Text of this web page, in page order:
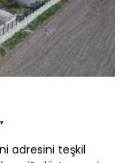
adresini teşkil